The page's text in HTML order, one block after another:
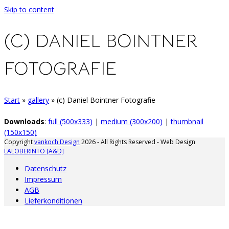
Skip to content
(C) DANIEL BOINTNER
FOTOGRAFIE
Start » gallery » (c) Daniel Bointner Fotografie
Downloads: full (500x333) | medium (300x200) |thumbnail
(150x150)
Copyrightvankoch Design 2026 - All Rights Reserved - Web Design
LALOBERINTO [A&D]
Datenschutz
Impressum
AGB
Lieferkonditionen